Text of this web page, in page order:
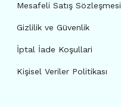
Mesafeli Satış Sözleşmesi
Gizlilik ve Güvenlik
İptal İade Koşullari
Kişisel Veriler Politikası